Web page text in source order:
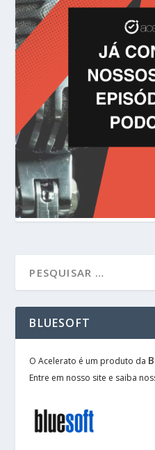
BLUESOFT
O Acelerato é um produto da
Entre em nosso site e saiba